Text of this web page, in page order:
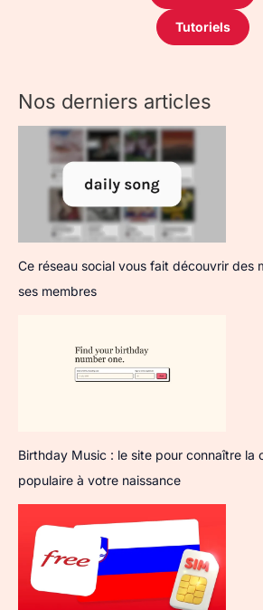
Tutoriels
Nos derniers articles
Ce réseau social vous fait découvrir des
ses membres
Birthday Music : le site pour connaître la
populaire à votre naissance